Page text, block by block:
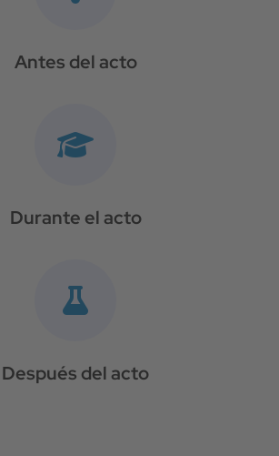
Antes del acto
Durante el acto
Después del acto